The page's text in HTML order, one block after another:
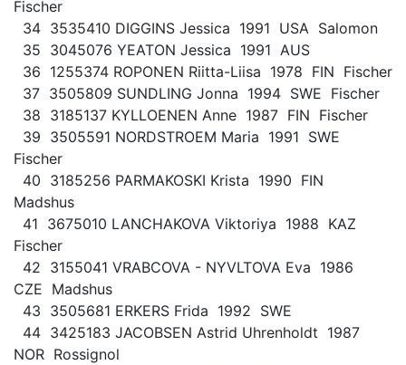
Fischer
34 3535410 DIGGINS Jessica 1991 USA Salomon
35 3045076 YEATON Jessica 1991 AUS
36 1255374 ROPONEN Riitta-Liisa 1978 FIN Fischer
37 3505809 SUNDLING Jonna 1994 SWE Fischer
38 3185137 KYLLOENEN Anne 1987 FIN Fischer
39 3505591 NORDSTROEM Maria 1991 SWE
Fischer
40 3185256 PARMAKOSKI Krista 1990 FIN
Madshus
41 3675010 LANCHAKOVA Viktoriya 1988 KAZ
Fischer
42 3155041 VRABCOVA - NYVLTOVA Eva 1986
CZE Madshus
43 3505681 ERKERS Frida 1992 SWE
44 3425183 JACOBSEN Astrid Uhrenholdt 1987
NOR Rossignol